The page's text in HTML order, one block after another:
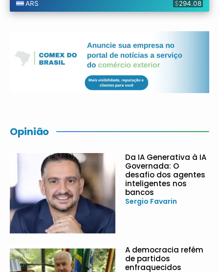
Opinião
Da IA Generativa à IA
Governada: O
desafio dos agentes
inteligentes nos
bancos
Sergio Favarin
A democracia refém
de partidos
enfraquecidos